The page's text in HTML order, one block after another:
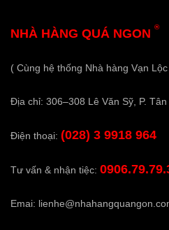
NHÀ HÀNG QUÁ NGON ®
( Cùng hệ thống Nhà hàng Vạn
Địa chỉ: 306–308 Lê Văn Sỹ, P.
Điện thoại: (028) 3 9918 964
Tư vấn & nhận tiệc:
Emai: